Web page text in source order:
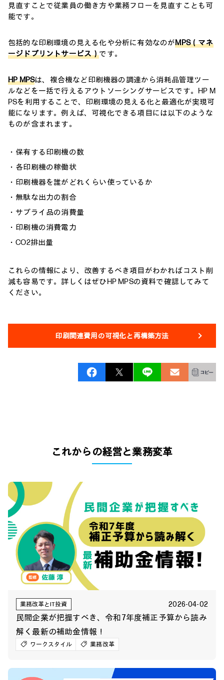
見直すことで従業員の働き方や業務フローを見直すことも可
能です。
包括的な印刷環境の見える化や分析に有効なのがMPS（マネ
ージドプリントサービス）です。
HP MPSは、複合機など印刷機器の調達から消耗品管理ツー
ルなどを一括で行えるアウトソーシングサービスです。HP M
PSを利用することで、印刷環境の見える化と最適化が実現可
能になります。例えば、可視化できる項目には以下のような
ものが含まれます。
・保有する印刷機の数
・各印刷機の稼働状
・印刷機器を誰がどれくらい使っているか
・無駄な出力の割合
・サプライ品の消費量
・印刷機の消費電力
・CO2排出量
これらの情報により、改善するべき項目がわかればコスト削
減も容易です。詳しくはぜひHP MPSの資料で確認してみて
ください。
印刷関連費用の可視化と再構築方法
これからの経営と業務変革
業務改革とIT投資 2026-04-02
民間企業が把握すべき、令和7年度補正予算から読み
解く最新の補助金情報！
ワークスタイル 業務改革